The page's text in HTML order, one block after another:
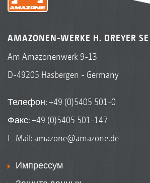
AMAZONEN-WERKE H. DREYER
Am Amazonenwerk 9-13
D-49205 Hasbergen - Germany
Телефон:+49 (0)5405 501-0
Факс: +49 (0)5405 501-147
E-Mail: amazone@amazone.de
Импрессум